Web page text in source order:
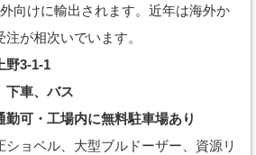
向けに輸出されます。近年は海外か
が相次いでいます。
野3-1-1
下車、バス
可・工場内に無料駐車場あり
ョベル、大型ブルドーザー、資源リ